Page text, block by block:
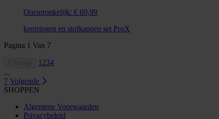
Oorspronkelijk: € 69,99
keerringen en stofkappen set ProX
Pagina 1 Van 7
1 234
...
7 Volgende
SHOPPEN
Algemene Voorwaarden
Privacybeleid